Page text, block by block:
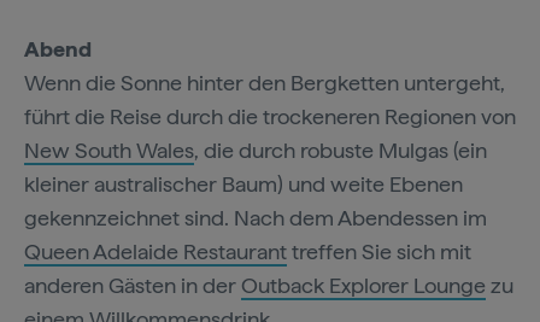
Abend
Wenn die Sonne hinter den Bergketten untergeht,
führt die Reise durch die trockeneren Regionen von
New South Wales, die durch robuste Mulgas (ein
kleiner australischer Baum) und weite Ebenen
gekennzeichnet sind. Nach dem Abendessen im
Queen Adelaide Restauranttreffen Sie sich mit
anderen Gästen in der Outback Explorer Lounge zu